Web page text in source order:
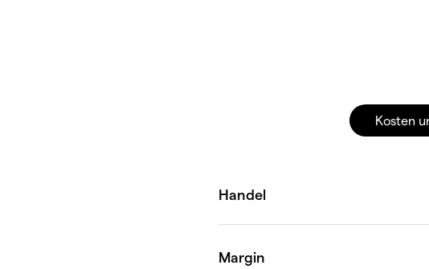
Kosten